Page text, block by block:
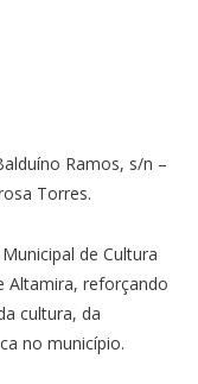
Ramos, s/n –
Torres.
de Cultura
Altamira, reforçando
cultura, da
no município.